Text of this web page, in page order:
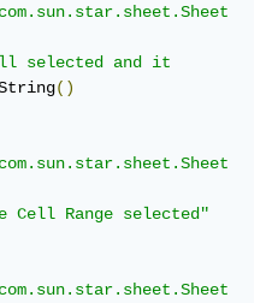
selected and it
()
Cell Range selected"